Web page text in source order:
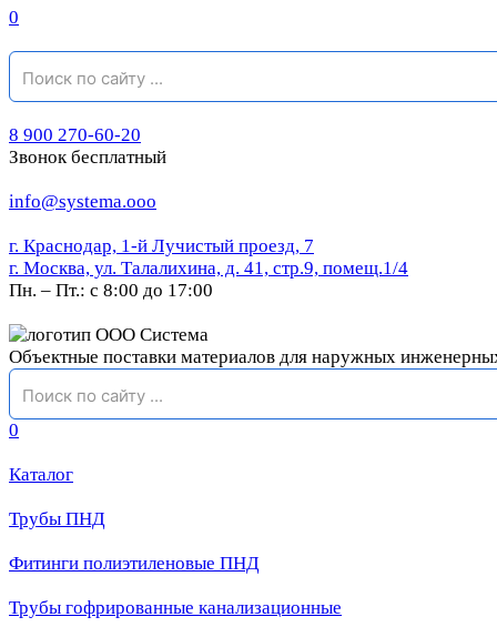
0
8 900 270-60-20
Звонок бесплатный
info@systema.ooo
г. Краснодар, 1-й Лучистый проезд, 7
г. Москва, ул. Талалихина, д. 41, стр.9, помещ.1/4
Пн. – Пт.: с 8:00 до 17:00
Объектные поставки материалов для наружных
0
Каталог
Трубы ПНД
Фитинги полиэтиленовые ПНД
Трубы гофрированные канализационные